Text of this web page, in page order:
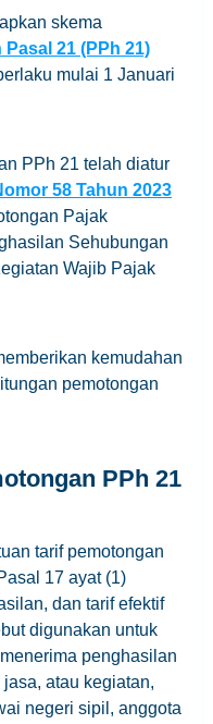
skema
21 (PPh 21)
mulai 1 Januari
PPh 21 telah diatur
58 Tahun 2023
Pajak
Sehubungan
Wajib Pajak
kemudahan
pemotongan
PPh 21
tarif pemotongan
17 ayat (1)
dan tarif efektif
digunakan untuk
penghasilan
atau kegiatan,
negeri sipil, anggota